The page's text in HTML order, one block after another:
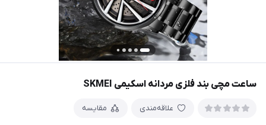
ساعت مچی بند فلزی مردانه اسکیمی SKMEI
علاقه‌مندی مقایسه